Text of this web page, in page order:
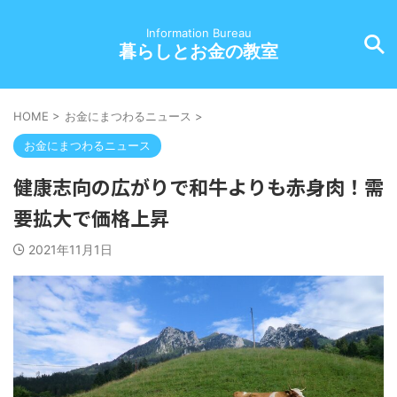
Information Bureau
暮らしとお金の教室
HOME > お金にまつわるニュース >
お金にまつわるニュース
健康志向の広がりで和牛よりも赤身肉！需
要拡大で価格上昇
2021年11月1日